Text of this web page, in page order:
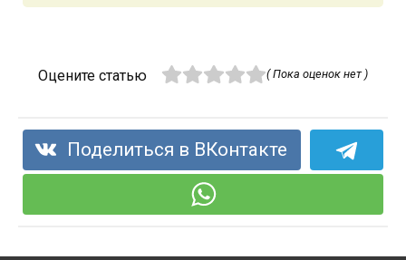
Оцените статью ( Пока оценок нет )
Поделиться в ВКонтакте